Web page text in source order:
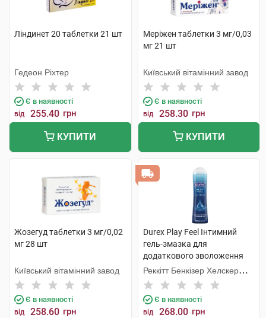
Ліндинет 20 таблетки 21 шт
Гедеон Ріхтер
Є в наявності
від 255.40 грн
КУПИТИ
Меріжен таблетки 3 мг/0,03
мг 21 шт
Київський вітамінний завод
Є в наявності
від 258.30 грн
КУПИТИ
Жозегуд таблетки 3 мг/0,02
мг 28 шт
Київський вітамінний завод
Є в наявності
від 258.60 грн
Durex Play Feel Інтимний
гель-змазка для
додаткового зволоження
100 мл флакон
Реккітт Бенкізер Хелскер
Мануфектурінг
Є в наявності
від 268.00 грн